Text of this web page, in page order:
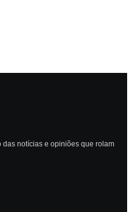
das notícias e opiniões que rolam